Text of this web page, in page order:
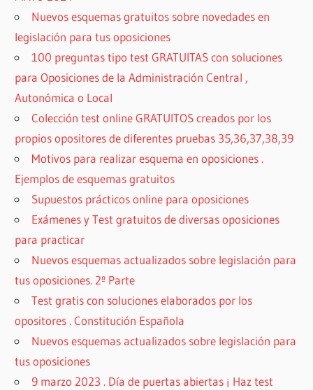
Nuevos esquemas gratuitos sobre novedades en
legislación para tus oposiciones
100 preguntas tipo test GRATUITAS con soluciones
para Oposiciones de la Administración Central ,
Autonómica o Local
Colección test online GRATUITOS creados por los
propios opositores de diferentes pruebas 35,36,37,38,39
Motivos para realizar esquema en oposiciones .
Ejemplos de esquemas gratuitos
Supuestos prácticos online para oposiciones
Exámenes y Test gratuitos de diversas oposiciones
para practicar
Nuevos esquemas actualizados sobre legislación para
tus oposiciones. 2º Parte
Test gratis con soluciones elaborados por los
opositores . Constitución Española
Nuevos esquemas actualizados sobre legislación para
tus oposiciones
9 marzo 2023 . Día de puertas abiertas ¡ Haz test